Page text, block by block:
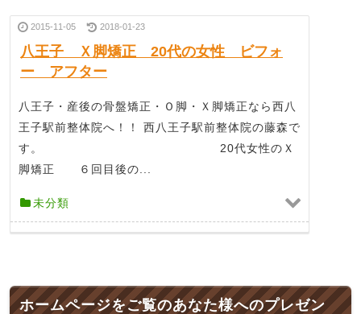
2015-11-05 2018-01-23
八王子 Ｘ脚矯正 20代の女性 ビフォ
ー アフター
八王子・産後の骨盤矯正・Ｏ脚・Ｘ脚矯正なら西八
王子駅前整体院へ！！ 西八王子駅前整体院の藤森で
す。 20代女性のＸ
脚矯正 ６回目後の...
未分類
ホームページをご覧のあなた様へのプレゼン